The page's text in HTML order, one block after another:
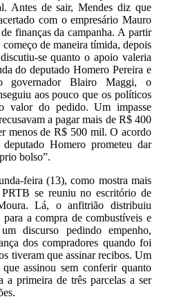
Antes de sair, Mendes diz que
com o empresário Mauro
finanças da campanha. A partir
de maneira tímida, depois
se quanto o apoio valeria
do deputado Homero Pereira e
governador Blairo Maggi, o
aos pouco que os políticos
valor do pedido. Um impasse
a pagar mais de R$ 400
menos de R$ 500 mil. O acordo
Homero prometeu dar
bolso”.
feira (13), como mostra mais
se reuniu no escritório de
Lá, o anfitrião distribuiu
para a compra de combustíveis e
discurso pedindo empenho,
dos compradores quando foi
tiveram que assinar recibos. Um
que assinou sem conferir quanto
a primeira de três parcelas a ser